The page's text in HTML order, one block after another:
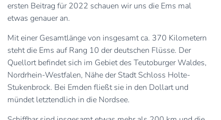
ersten Beitrag für 2022 schauen wir uns die Ems mal
etwas genauer an.
Mit einer Gesamtlänge von insgesamt ca. 370 Kilometern
steht die Ems auf Rang 10 der deutschen Flüsse. Der
Quellort befindet sich im Gebiet des Teutoburger Waldes,
Nordrhein-Westfalen, Nähe der Stadt Schloss Holte-
Stukenbrock. Bei Emden fließt sie in den Dollart und
mündet letztendlich in die Nordsee.